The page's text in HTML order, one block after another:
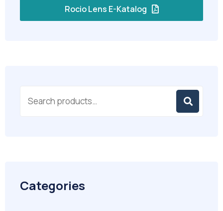
Rocio Lens E-Katalog
Categories